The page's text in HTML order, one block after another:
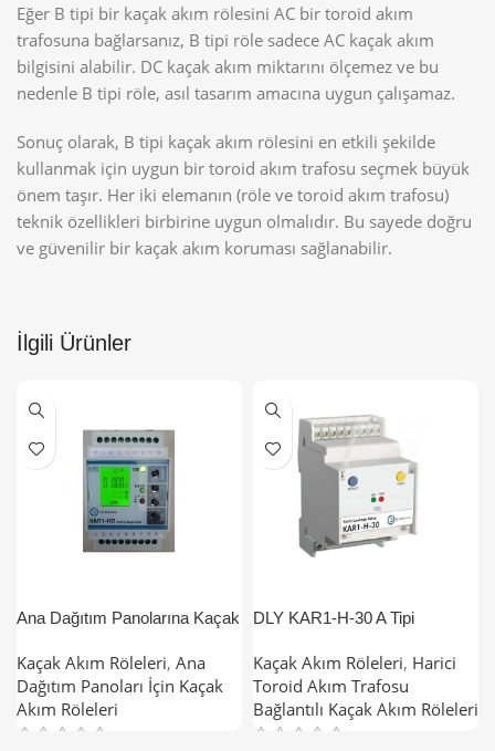
Eğer B tipi bir kaçak akım rölesini AC bir toroid akım
trafosuna bağlarsanız, B tipi röle sadece AC kaçak akım
bilgisini alabilir. DC kaçak akım miktarını ölçemez ve bu
nedenle B tipi röle, asıl tasarım amacına uygun çalışamaz.
Sonuç olarak, B tipi kaçak akım rölesini en etkili şekilde
kullanmak için uygun bir toroid akım trafosu seçmek büyük
önem taşır. Her iki elemanın (röle ve toroid akım trafosu)
teknik özellikleri birbirine uygun olmalıdır. Bu sayede doğru
ve güvenilir bir kaçak akım koruması sağlanabilir.
İlgili Ürünler
Ana Dağıtım Panolarına Kaçak
İdeal Yolları
Kaçak Akım Röleleri, Ana
Dağıtım Panoları İçin Kaçak
Akım Röleleri
DLY KAR1-H-30 A Tipi
Kaçak Akım Röleleri
Kaçak Akım Röleleri, Harici
Toroid Akım Trafosu
Bağlantılı Kaçak Akım Röleleri